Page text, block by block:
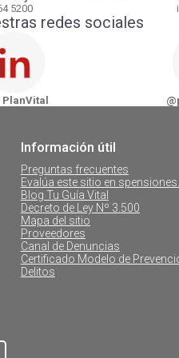
Montt
5200
redes sociales
PlanVital
Información útil
Preguntas frecuentes
Evalúa este sitio en
Blog Tu Guía Vital
Decreto de Ley Nº 3.500
Mapa del sitio
Proveedores
Canal de Denuncias
Certificado Modelo de
Delitos